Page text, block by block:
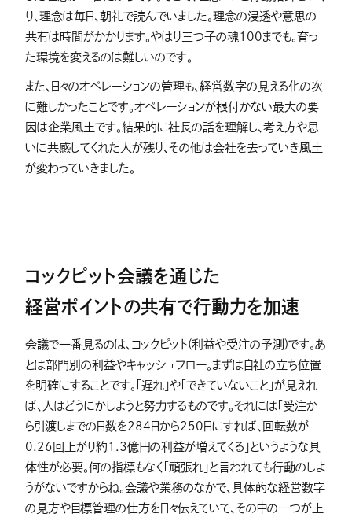
り、理念は毎日、朝礼で読んでいました。理念の浸透や意思の
共有は時間がかかります。やはり三つ子の魂100までも。育っ
た環境を変えるのは難しいのです。
また、日々のオペレーションの管理も、経営数字の見える化の次
に難しかったことです。オペレーションが根付かない最大の要
因は企業風土です。結果的に社長の話を理解し、考え方や思
いに共感してくれた人が残り、その他は会社を去っていき風土
が変わっていきました。
コックピット会議を通じた
経営ポイントの共有で行動力を加速
会議で一番見るのは、コックピット(利益や受注の予測)です。あ
とは部門別の利益やキャッシュフロー。まずは自社の立ち位置
を明確にすることです。「遅れ」や「できていないこと」が見えれ
ば、人はどうにかしようと努力するものです。それには「受注か
ら引渡しまでの日数を284日から250日にすれば、回転数が
0.26回上がり約1.3億円の利益が増えてくる」というような具
体性が必要。何の指標もなく「頑張れ」と言われても行動のしよ
うがないですからね。会議や業務のなかで、具体的な経営数字
の見方や目標管理の仕方を日々伝えていて、その中の一つが上